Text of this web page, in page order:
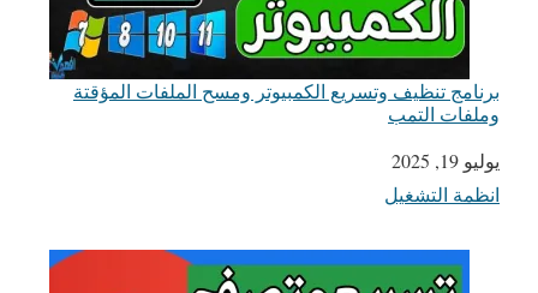
برنامج تنظيف وتسريع الكمبيوتر ومسح الملفات المؤقتة
وملفات التمب
التاريخ
يوليو 19, 2025
في ما يتعلق بما يأتي
انظمة التشغيل